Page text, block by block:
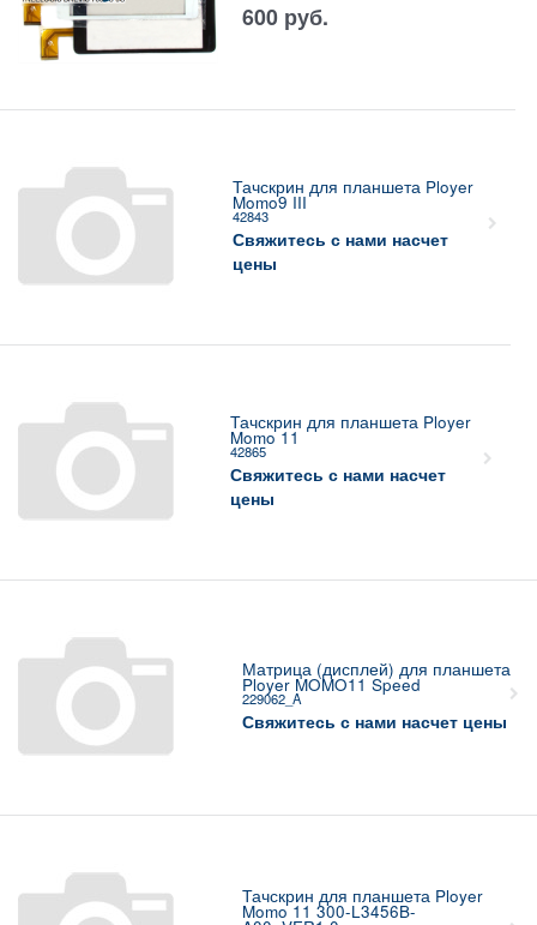
600 руб.
Тачскрин для планшета Ployer
Momo9 III
42843
Свяжитесь с нами насчет
цены
Тачскрин для планшета Ployer
Momo 11
42865
Свяжитесь с нами насчет
цены
Матрица (дисплей) для планшета
Ployer MOMO11 Speed
229062_A
Свяжитесь с нами насчет цены
Тачскрин для планшета Ployer
Momo 11 300-L3456B-